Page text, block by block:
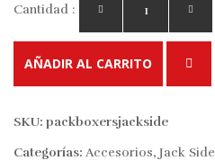
Cantidad :
AÑADIR AL CARRITO
SKU: packboxersjackside
Categorías: Accesorios, Jack Side